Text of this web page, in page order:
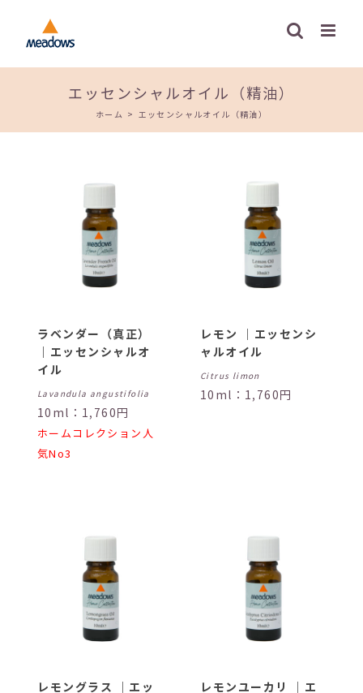
content
エッセンシャルオイル（精油）
ホーム > エッセンシャルオイル（精油）
ラベンダー（真正）
｜エッセンシャルオ
イル
Lavandula angustifolia
10ml：1,760円
ホームコレクション人
気No3
レモン ｜エッセンシ
ャルオイル
Citrus limon
10ml：1,760円
レモングラス ｜エッ
レモンユーカリ ｜エ